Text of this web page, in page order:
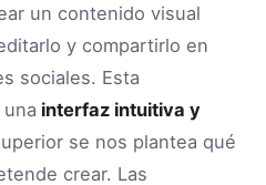
un contenido visual
y compartirlo en
sociales. Esta
interfaz intuitiva y
se nos plantea qué
crear. Las